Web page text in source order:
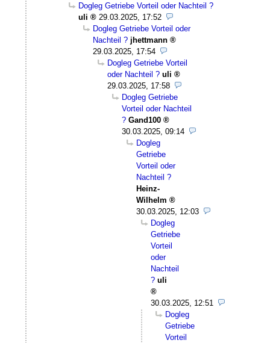
Dogleg Getriebe Vorteil oder Nachteil ?
uli
29.03.2025, 17:52
Dogleg Getriebe Vorteil oder
Nachteil ? jhettmann
29.03.2025, 17:54
Dogleg Getriebe Vorteil
oder Nachteil ? uli
29.03.2025, 17:58
Dogleg Getriebe
Vorteil oder Nachteil
? Gand100
30.03.2025, 09:14
Dogleg
Getriebe
Vorteil oder
Nachteil ?
Heinz-
Wilhelm
30.03.2025, 12:03
Dogleg
Getriebe
Vorteil
oder
Nachteil
? uli
30.03.2025, 12:51
Dogleg
Getriebe
Vorteil